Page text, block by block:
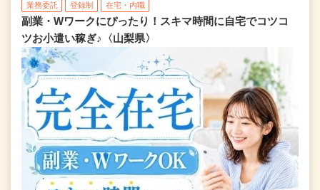
業務委託 登録制 在宅・内職
副業・Wワークにぴったり！スキマ時間に自宅でコツコ
ツお小遣い稼ぎ♪〈山梨県〉